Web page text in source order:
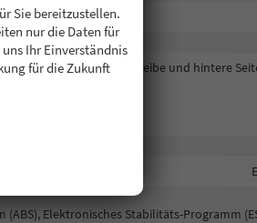
Privacy Glass (Heckscheibe und hintere
(ABS), Elektronisches Stabilitäts-Programm
Sie bereitzustellen.
nur die Daten für
Ihr Einverständnis
für die Zukunft